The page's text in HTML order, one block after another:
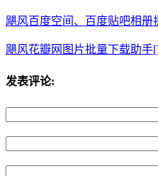
飓风百度空间、百度贴吧相册
飓风花瓣网图片批量下载助手
发表评论: